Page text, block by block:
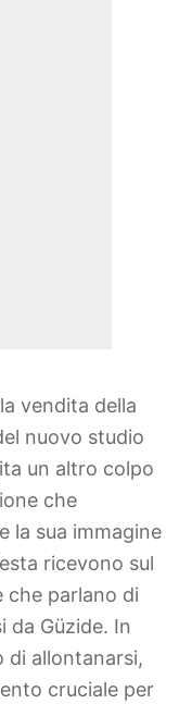
vendita della
nuovo studio
un altro colpo
che
la sua immagine
ricevono sul
che parlano di
da Güzide. In
di allontanarsi,
cruciale per